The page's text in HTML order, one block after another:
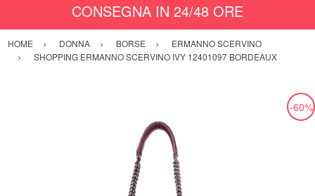
CONSEGNA IN 24/48 ORE
HOME DONNA BORSE
ERMANNO SCERVINO
SHOPPING ERMANNO SCERVINO IVY 12401097 BORDEAUX
-60%